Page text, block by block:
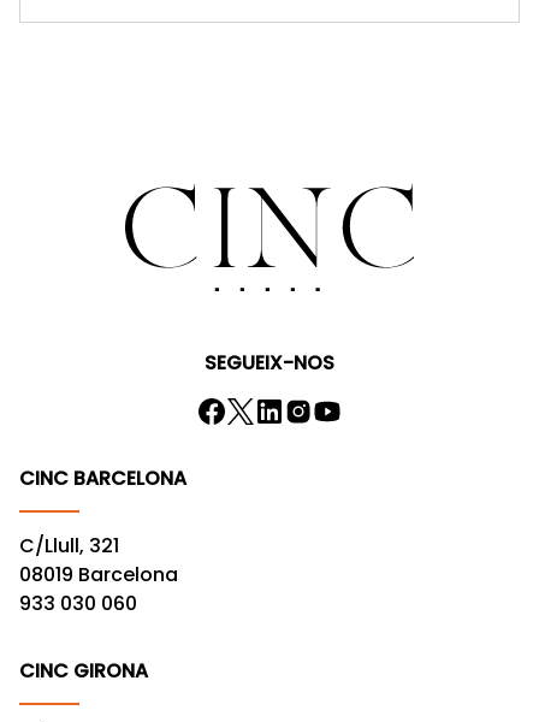
SEGUEIX-NOS
CINC BARCELONA
C/Llull, 321
08019 Barcelona
933 030 060
CINC GIRONA